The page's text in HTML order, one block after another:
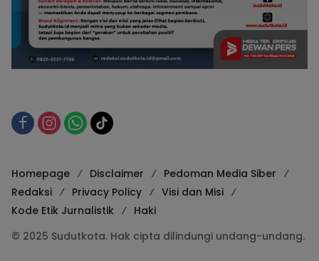
Homepage Disclaimer
Pedoman Media Siber
Redaksi
Privacy Policy
Visi dan Misi
Kode Etik Jurnalistik
Haki
© 2025 Sudutkota. Hak cipta dilindungi undang-undang.